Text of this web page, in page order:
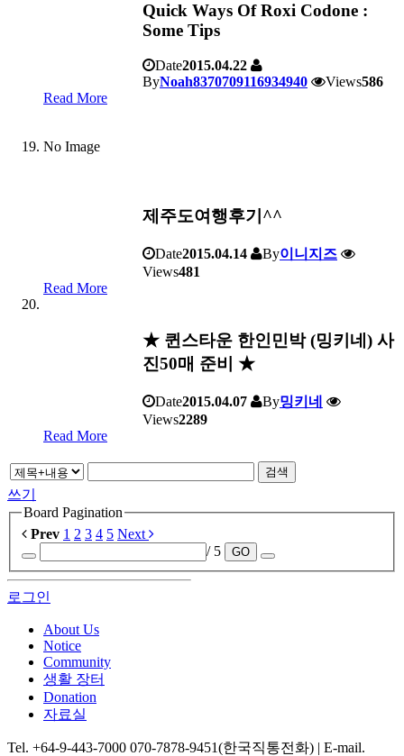
Quick Ways Of Roxi Codone :
Some Tips
Date2015.04.22
ByNoah8370709116934940 Views586
Read More
No Image
제주도여행후기^^
Date2015.04.14 By이니지즈
Views481
Read More
★ 퀸스타운 한인민박 (밍키네) 사
진50매 준비 ★
Date2015.04.07 By밍키네
Views2289
Read More
검색
쓰기
Board Pagination
Prev 1 2 3 4 5 Next
/ 5
GO
로그인
About Us
Notice
Community
생활 장터
Donation
자료실
Tel. +64-9-443-7000 070-7878-9451(한국직통전화) | E-mail.